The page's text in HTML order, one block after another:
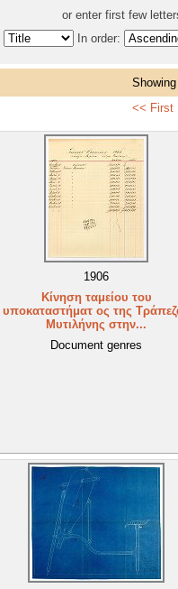
or enter first few
In order:
<< First
1906
Κίνηση ταμείου του
υποκαταστήματ ος της
Μυτιλήνης στην...
Document genres